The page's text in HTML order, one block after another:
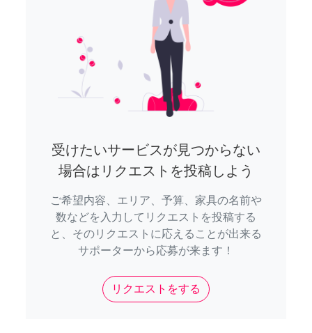
受けたいサービスが見つからない
場合はリクエストを投稿しよう
ご希望内容、エリア、予算、家具の名前や
数などを入力してリクエストを投稿する
と、そのリクエストに応えることが出来る
サポーターから応募が来ます！
リクエストをする